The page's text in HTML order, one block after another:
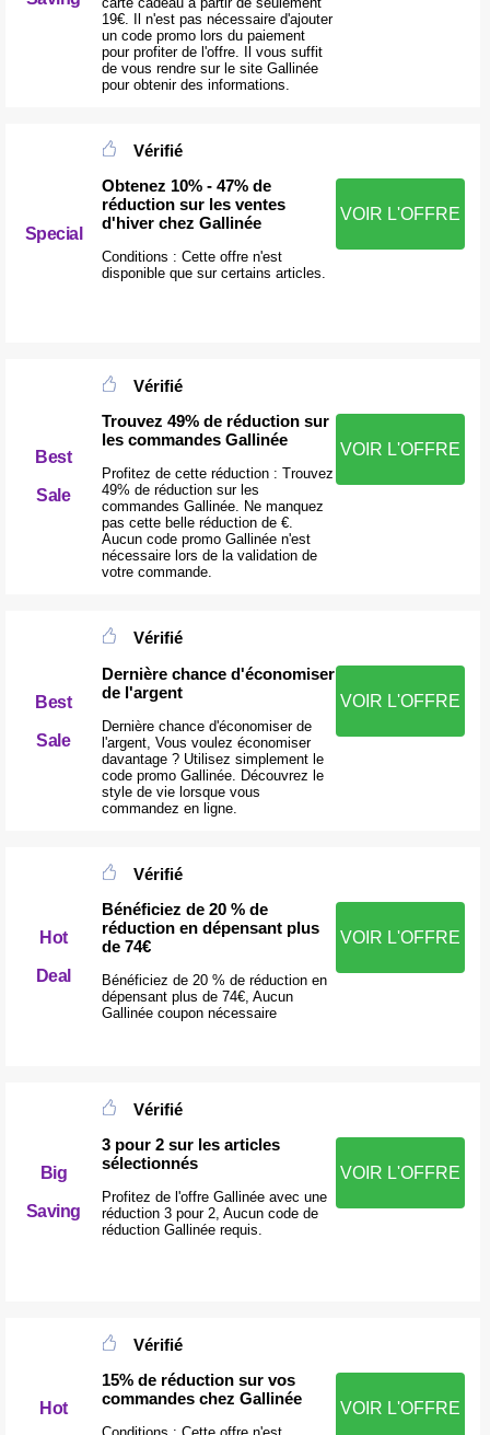
19€. Il n'est pas nécessaire d'ajouter
un code promo lors du paiement
pour profiter de l'offre. Il vous suffit
de vous rendre sur le site Gallinée
pour obtenir des informations.
Special
Vérifié
Obtenez 10% - 47% de
réduction sur les ventes
d'hiver chez Gallinée
Conditions : Cette offre n'est
disponible que sur certains articles.
VOIR L'OFFRE
Best
Sale
Vérifié
Trouvez 49% de réduction sur
les commandes Gallinée
Profitez de cette réduction : Trouvez
49% de réduction sur les
commandes Gallinée. Ne manquez
pas cette belle réduction de €.
Aucun code promo Gallinée n'est
nécessaire lors de la validation de
votre commande.
VOIR L'OFFRE
Best
Sale
Vérifié
Dernière chance d'économiser
de l'argent
Dernière chance d'économiser de
l'argent, Vous voulez économiser
davantage ? Utilisez simplement le
code promo Gallinée. Découvrez le
style de vie lorsque vous
commandez en ligne.
VOIR L'OFFRE
Hot
Deal
Vérifié
Bénéficiez de 20 % de
réduction en dépensant plus
de 74€
Bénéficiez de 20 % de réduction en
dépensant plus de 74€, Aucun
Gallinée coupon nécessaire
VOIR L'OFFRE
Big
Saving
Vérifié
3 pour 2 sur les articles
sélectionnés
Profitez de l'offre Gallinée avec une
réduction 3 pour 2, Aucun code de
réduction Gallinée requis.
VOIR L'OFFRE
Hot
Vérifié
15% de réduction sur vos
commandes chez Gallinée
VOIR L'OFFRE